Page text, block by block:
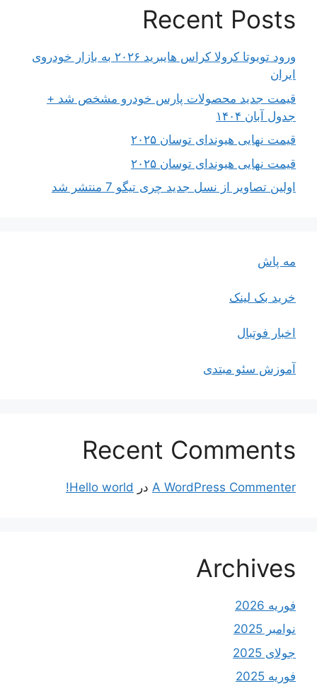
Recent Posts
ورود تویوتا کرولا کراس هایبرید ۲۰۲۶ به بازار خودروی
ایران
قیمت جدید محصولات پارس خودرو مشخص شد +
جدول آبان ۱۴۰۴
قیمت نهایی هیوندای توسان ۲۰۲۵
قیمت نهایی هیوندای توسان ۲۰۲۵
اولین تصاویر از نسل جدید چری تیگو 7 منتشر شد
مه پاش
خرید بک لینک
اخبار فوتبال
آموزش سئو مبتدی
Recent Comments
A WordPress Commenter در Hello world!
Archives
فوریه 2026
نوامبر 2025
جولای 2025
فوریه 2025